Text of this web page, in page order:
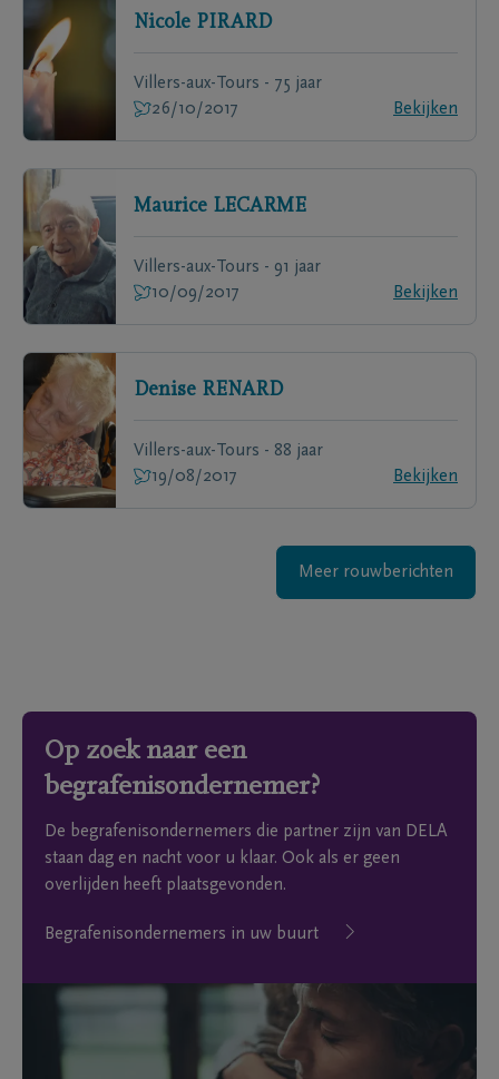
Nicole PIRARD
Villers-aux-Tours - 75 jaar
26/10/2017
Bekijken
Maurice LECARME
Villers-aux-Tours - 91 jaar
10/09/2017
Bekijken
Denise RENARD
Villers-aux-Tours - 88 jaar
19/08/2017
Bekijken
Meer rouwberichten
Op zoek naar een
begrafenisondernemer?
De begrafenisondernemers die partner zijn van DELA
staan dag en nacht voor u klaar. Ook als er geen
overlijden heeft plaatsgevonden.
Begrafenisondernemers in uw buurt